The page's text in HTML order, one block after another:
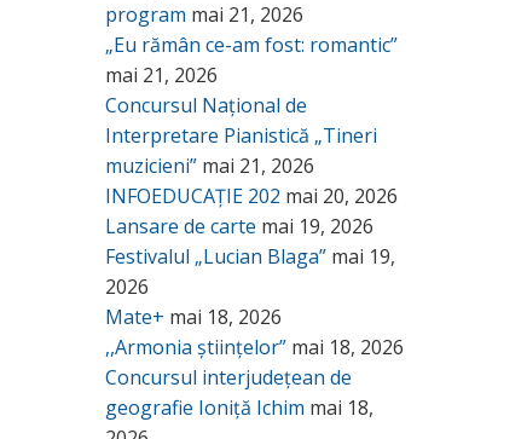
program mai 21, 2026
„Eu rămân ce-am fost: romantic”
mai 21, 2026
Concursul Național de
Interpretare Pianistică „Tineri
muzicieni” mai 21, 2026
INFOEDUCAȚIE 202 mai 20, 2026
Lansare de carte mai 19, 2026
Festivalul „Lucian Blaga” mai 19,
2026
Mate+ mai 18, 2026
,,Armonia științelor” mai 18, 2026
Concursul interjudețean de
geografie Ioniță Ichim mai 18,